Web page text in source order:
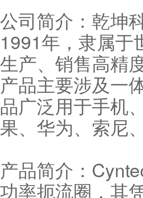
公司简介：乾坤
1991年，隶属于
生产、销售高精
产品主要涉及一
品广泛用于手机
果、华为、索尼
产品简介：
功率扼流圈，其